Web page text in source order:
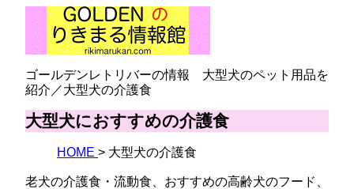
ゴールデンレトリバーの情報 大型犬のペット用品を
紹介／大型犬の介護食
大型犬におすすめの介護食
HOME 大型犬の介護食
老犬の介護食・流動食、おすすめの高齢犬のフード、